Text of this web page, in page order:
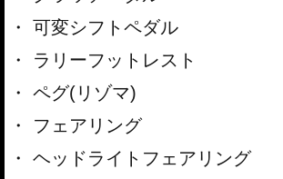
可変シフトペダル
ラリーフットレスト
ペグ(リゾマ)
フェアリング
ヘッドライトフェアリング